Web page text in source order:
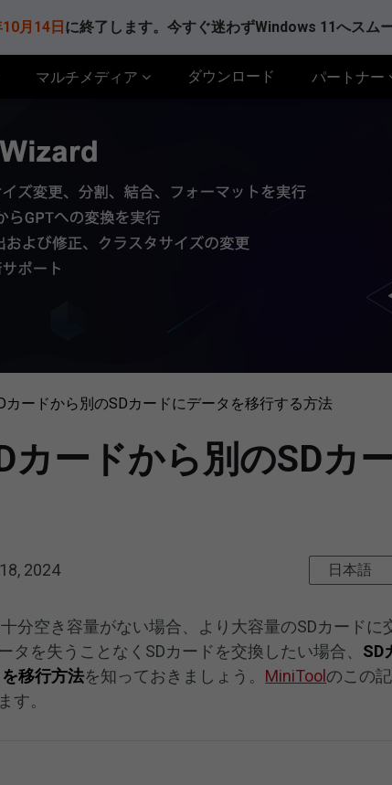
月14日 に終了します。今すぐ迷わずWindows 11へスム
マルチメディア ダウンロード パートナー
カードから別のSDカードにデータを移行する方法
カードから別のSDカ
2024 日本語
分空き容量がない場合、より大容量のSDカードに
タを失うことなくSDカードを交換したい場合、 SD
移行方法を知っておきましょう。 MiniTool のこの
す。